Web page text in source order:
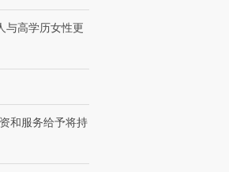
抗争将教
机”？难民潮撕裂西班牙
与高学历女性更
和服务给予将持